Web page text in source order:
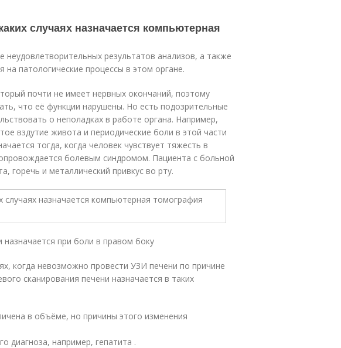
случаях назначается компьютерная
неудовлетворительных результатов анализов, а также
на патологические процессы в этом органе.
почти не имеет нервных окончаний, поэтому
что её функции нарушены. Но есть подозрительные
о неполадках в работе органа. Например,
вздутие живота и периодические боли в этой части
тогда, когда человек чувствует тяжесть в
болевым синдромом. Пациента с больной
горечь и металлический привкус во рту.
при боли в правом боку
когда невозможно провести УЗИ печени по причине
сканирования печени назначается в таких
в объёме, но причины этого изменения
диагноза, например, гепатита .